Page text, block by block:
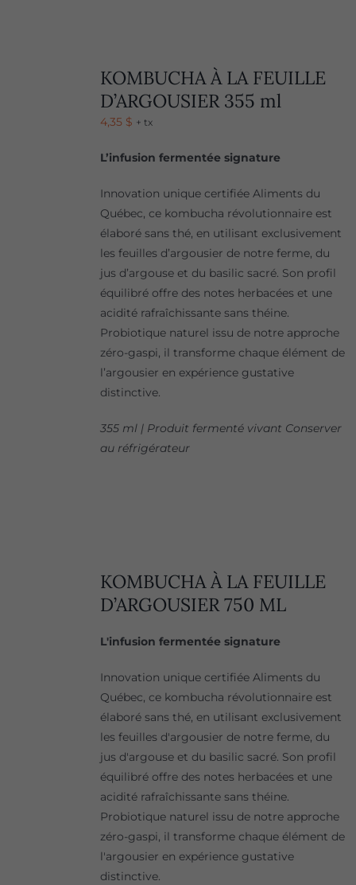
KOMBUCHA À LA FEUILLE
D’ARGOUSIER 355 ml
4,35 $ + tx
L’infusion fermentée signature
Innovation unique certifiée Aliments du
Québec, ce kombucha révolutionnaire est
élaboré sans thé, en utilisant exclusivement
les feuilles d’argousier de notre ferme, du
jus d’argouse et du basilic sacré. Son profil
équilibré offre des notes herbacées et une
acidité rafraîchissante sans théine.
Probiotique naturel issu de notre approche
zéro-gaspi, il transforme chaque élément de
l’argousier en expérience gustative
distinctive.
355 ml | Produit fermenté vivant Conserver
au réfrigérateur
KOMBUCHA À LA FEUILLE
D’ARGOUSIER 750 ML
L'infusion fermentée signature
Innovation unique certifiée Aliments du
Québec, ce kombucha révolutionnaire est
élaboré sans thé, en utilisant exclusivement
les feuilles d'argousier de notre ferme, du
jus d'argouse et du basilic sacré. Son profil
équilibré offre des notes herbacées et une
acidité rafraîchissante sans théine.
Probiotique naturel issu de notre approche
zéro-gaspi, il transforme chaque élément de
l'argousier en expérience gustative
distinctive.